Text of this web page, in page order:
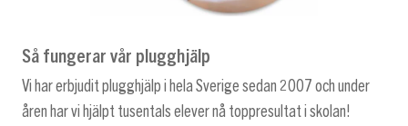
Så fungerar vår plugghjälp
Vi har erbjudit plugghjälp i hela Sverige sedan 2007 och under
åren har vi hjälpt tusentals elever nå toppresultat i skolan!